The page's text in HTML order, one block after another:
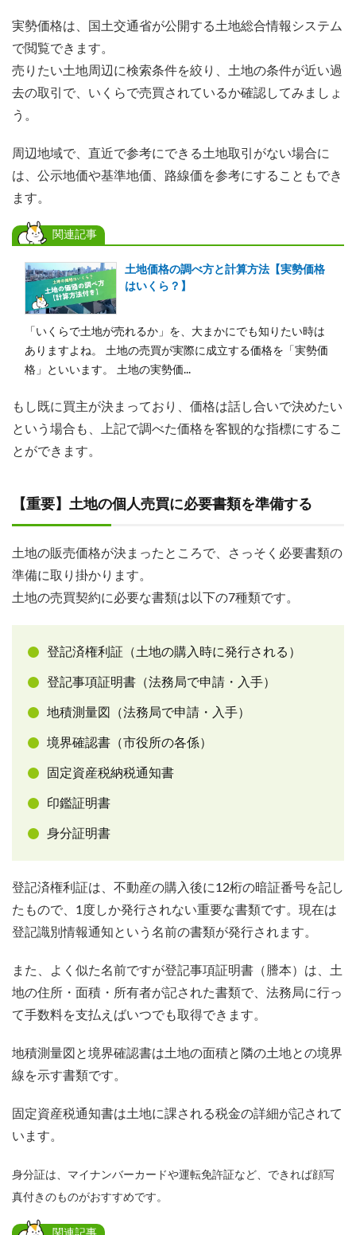
実勢価格は、国土交通省が公開する土地総合情報システム
で閲覧できます。
売りたい土地周辺に検索条件を絞り、土地の条件が近い過
去の取引で、いくらで売買されているか確認してみましょ
う。
周辺地域で、直近で参考にできる土地取引がない場合に
は、公示地価や基準地価、路線価を参考にすることもでき
ます。
関連記事
土地価格の調べ方と計算方法【実勢価格
はいくら？】
「いくらで土地が売れるか」を、大まかにでも知りたい時は
ありますよね。 土地の売買が実際に成立する価格を「実勢価
格」といいます。 土地の実勢価...
もし既に買主が決まっており、価格は話し合いで決めたい
という場合も、上記で調べた価格を客観的な指標にするこ
とができます。
【重要】土地の個人売買に必要書類を準備する
土地の販売価格が決まったところで、さっそく必要書類の
準備に取り掛かります。
土地の売買契約に必要な書類は以下の7種類です。
登記済権利証（土地の購入時に発行される）
登記事項証明書（法務局で申請・入手）
地積測量図（法務局で申請・入手）
境界確認書（市役所の各係）
固定資産税納税通知書
印鑑証明書
身分証明書
登記済権利証は、不動産の購入後に12桁の暗証番号を記し
たもので、1度しか発行されない重要な書類です。現在は
登記識別情報通知という名前の書類が発行されます。
また、よく似た名前ですが登記事項証明書（謄本）は、土
地の住所・面積・所有者が記された書類で、法務局に行っ
て手数料を支払えばいつでも取得できます。
地積測量図と境界確認書は土地の面積と隣の土地との境界
線を示す書類です。
固定資産税通知書は土地に課される税金の詳細が記されて
います。
身分証は、マイナンバーカードや運転免許証など、できれば顔写
真付きのものがおすすめです。